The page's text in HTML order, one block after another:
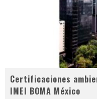
Certificaciones
IMEI BOMA México